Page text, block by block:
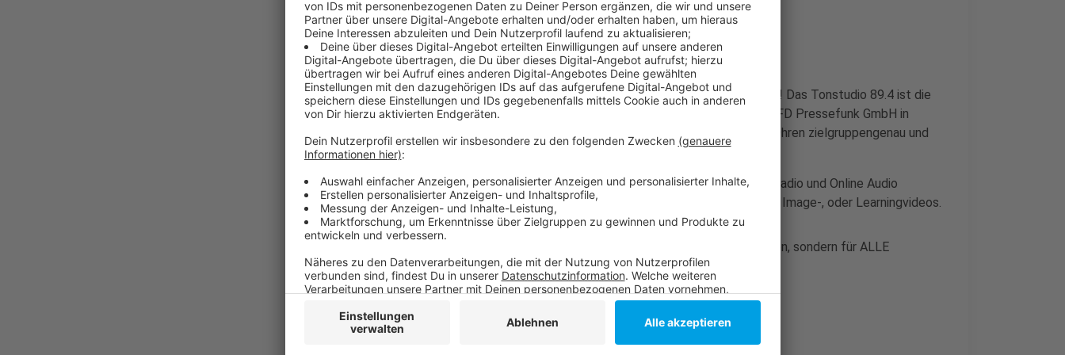
Anzeige
Wir finden die effizienteste Variante für Ihren Spot.
Willkommen in der faszinierenden Welt der Audiospot-Produktion! Das Tonstudio 89.4 ist die
hausinterne Audioproduktionsabteilung für die neun Sender der PFD Pressefunk GmbH in
Düsseldorf. Hier wird Ihr Spot mit viel Liebe, Sorgfalt und guten Ohren zielgruppengenau und
mit "State of art" Audio-Equipment produziert.
Neben klassischen (teils preisgekrönten) Audioproduktionen für Radio und Online Audio
erstellen wir auch Telefonwarteschleifen, vertonen Youtube- und Image-, oder Learningvideos.
Wir produzieren nicht nur für unsere eigenen Stationen, sondern für ALLE
Sender bundesweit.